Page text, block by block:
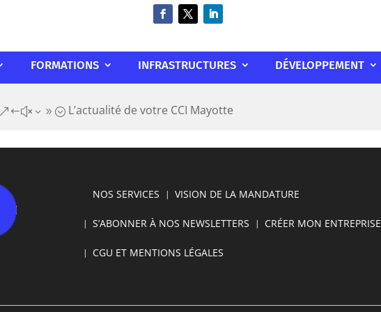
FORMATIONS INFRASTRUCTURES DÉVELOPPEMENT
&#x39; L’actualité de votre CCI Mayotte
NOS SERVICES VISION DE LA MANDATURE
S’ABONNER À NOS NEWSLETTERS CRÉER MON ENTREPRISE
CGU ET MENTIONS LÉGALES